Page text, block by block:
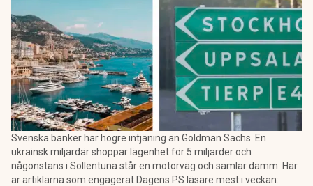
Svenska banker har högre intjäning än Goldman Sachs. En
ukrainsk miljardär shoppar lägenhet för 5 miljarder och
någonstans i Sollentuna står en motorväg och samlar damm. Här
är artiklarna som engagerat Dagens PS läsare mest i veckan: